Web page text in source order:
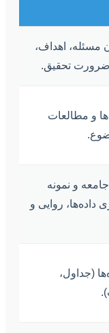
مسئله، اهداف،
ضرورت تحقیق.
و مطالعات
و نمونه
داده‌ها، روایی و
(جداول،